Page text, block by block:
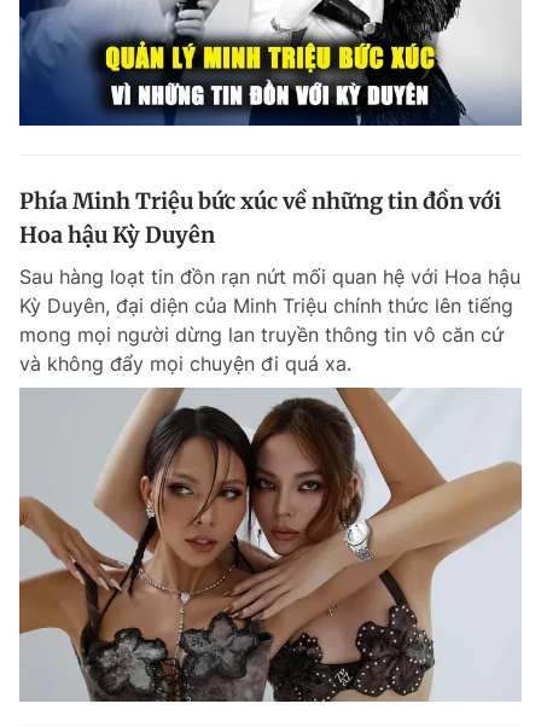
Phía Minh Triệu bức xúc về những tin đồn với
Hoa hậu Kỳ Duyên
Sau hàng loạt tin đồn rạn nứt mối quan hệ với Hoa hậu
Kỳ Duyên, đại diện của Minh Triệu chính thức lên tiếng
mong mọi người dừng lan truyền thông tin vô căn cứ
và không đẩy mọi chuyện đi quá xa.